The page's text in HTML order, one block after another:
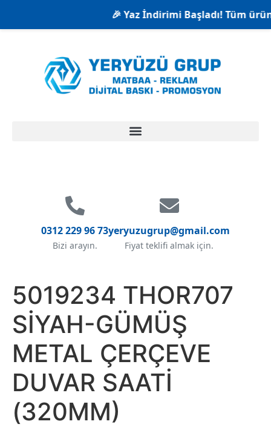
🎉 Yaz İndirimi Başladı! Tüm
0312 229 96 73
Bizi arayın.
yeryuzugrup@gmail.com
Fiyat teklifi almak için.
5019234 THOR707
SİYAH-GÜMÜŞ
METAL ÇERÇEVE
DUVAR SAATİ
(320MM)